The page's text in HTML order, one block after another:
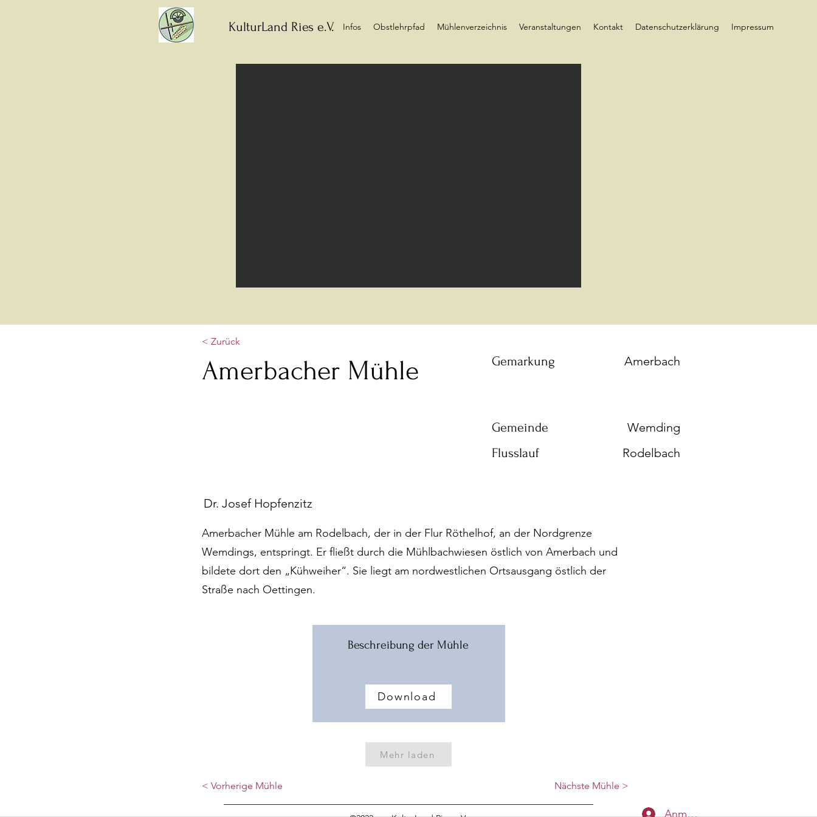
Infos Obstlehrpfad Mühlenverzeichnis Veranstaltungen Kontakt Datenschutzerklärung Impressum
KulturLand Ries e.V.
Amerbacher Mühle
< Zurück
Gemarkung Amerbach
Gemeinde
Wemding
Flusslauf
Rodelbach
Dr. Josef Hopfenzitz
Amerbacher Mühle am Rodelbach, der in der Flur Röthelhof, an der Nordgrenze
Wemdings, entspringt. Er fließt durch die Mühlbachwiesen östlich von Amerbach und
bildete dort den „Kühweiher“. Sie liegt am nordwestlichen Ortsausgang östlich der
Straße nach Oettingen.
Beschreibung der Mühle
Download
Mehr laden
< Vorherige Mühle Nächste Mühle >
Anmelden